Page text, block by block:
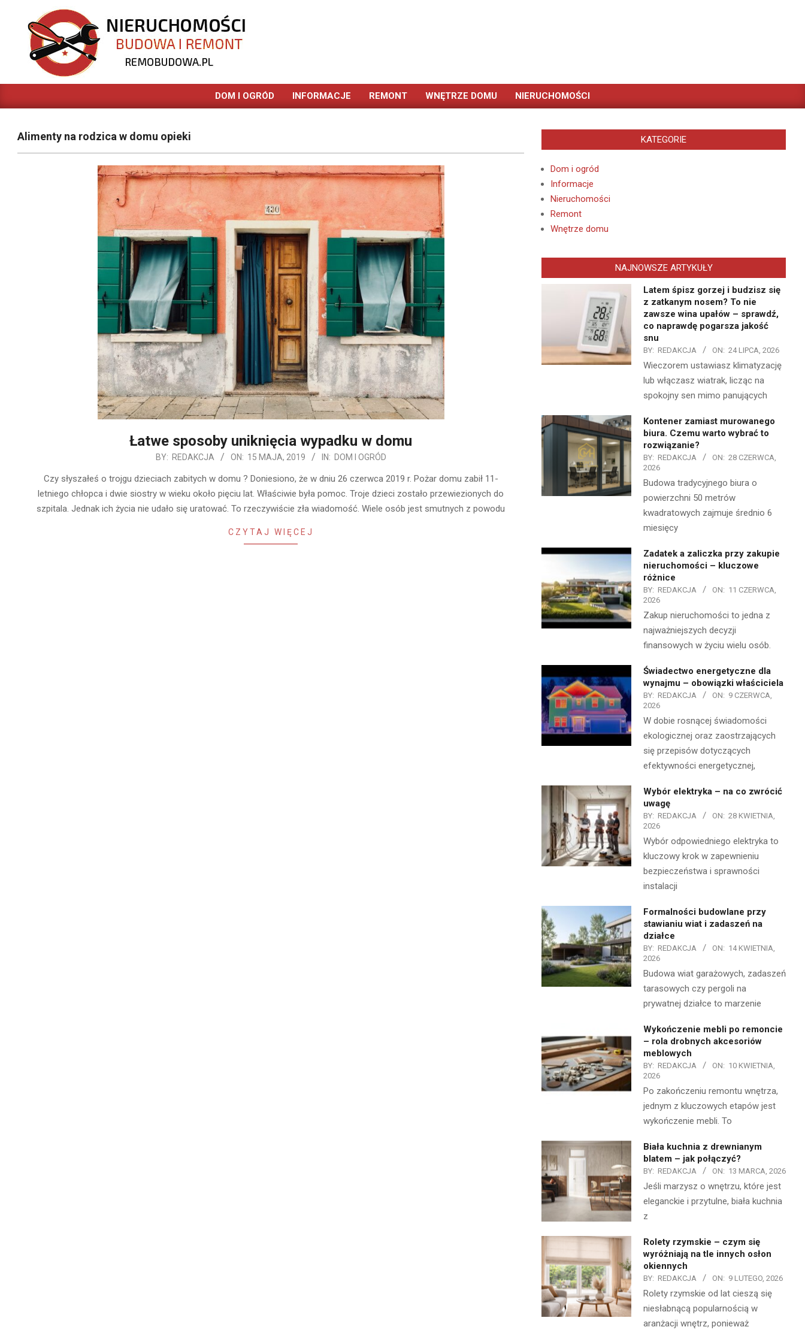
content
REMOBUDOWA.PL
Primary
DOM I OGRÓD INFORMACJE REMONT WNĘTRZE DOMU NIERUCHOMOŚCI
Alimenty na rodzica w domu opieki
Łatwe sposoby uniknięcia wypadku w domu
BY: REDAKCJA ON: 15 MAJA, 2019 IN: DOM I OGRÓD
Czy słyszałeś o trojgu dzieciach zabitych w domu ? Doniesiono, że w dniu 26 czerwca 2019 r. Pożar domu zabił 11-
letniego chłopca i dwie siostry w wieku około pięciu lat. Właściwie była pomoc. Troje dzieci zostało przewiezionych do
szpitala. Jednak ich życia nie udało się uratować. To rzeczywiście zła wiadomość. Wiele osób jest smutnych z powodu
CZYTAJ WIĘCEJ
KATEGORIE
Dom i ogród
Informacje
Nieruchomości
Remont
Wnętrze domu
NAJNOWSZE ARTYKUŁY
Latem śpisz gorzej i budzisz się
z zatkanym nosem? To nie
zawsze wina upałów – sprawdź,
co naprawdę pogarsza jakość
snu
BY: REDAKCJA ON: 24 LIPCA, 2026
Wieczorem ustawiasz klimatyzację
lub włączasz wiatrak, licząc na
spokojny sen mimo panujących
Kontener zamiast murowanego
biura. Czemu warto wybrać to
rozwiązanie?
BY: REDAKCJA ON: 28 CZERWCA,
2026
Budowa tradycyjnego biura o
powierzchni 50 metrów
kwadratowych zajmuje średnio 6
miesięcy
Zadatek a zaliczka przy zakupie
nieruchomości – kluczowe
różnice
BY: REDAKCJA ON: 11 CZERWCA,
2026
Zakup nieruchomości to jedna z
najważniejszych decyzji
finansowych w życiu wielu osób.
Świadectwo energetyczne dla
wynajmu – obowiązki właściciela
BY: REDAKCJA ON: 9 CZERWCA,
2026
W dobie rosnącej świadomości
ekologicznej oraz zaostrzających
się przepisów dotyczących
efektywności energetycznej,
Wybór elektryka – na co zwrócić
uwagę
BY: REDAKCJA ON: 28 KWIETNIA,
2026
Wybór odpowiedniego elektryka to
kluczowy krok w zapewnieniu
bezpieczeństwa i sprawności
instalacji
Formalności budowlane przy
stawianiu wiat i zadaszeń na
działce
BY: REDAKCJA ON: 14 KWIETNIA,
2026
Budowa wiat garażowych, zadaszeń
tarasowych czy pergoli na
prywatnej działce to marzenie
Wykończenie mebli po remoncie
– rola drobnych akcesoriów
meblowych
BY: REDAKCJA ON: 10 KWIETNIA,
2026
Po zakończeniu remontu wnętrza,
jednym z kluczowych etapów jest
wykończenie mebli. To
Biała kuchnia z drewnianym
blatem – jak połączyć?
BY: REDAKCJA ON: 13 MARCA, 2026
Jeśli marzysz o wnętrzu, które jest
eleganckie i przytulne, biała kuchnia
z
Rolety rzymskie – czym się
wyróżniają na tle innych osłon
okiennych
BY: REDAKCJA ON: 9 LUTEGO, 2026
Rolety rzymskie od lat cieszą się
niesłabnącą popularnością w
aranżacji wnętrz, ponieważ